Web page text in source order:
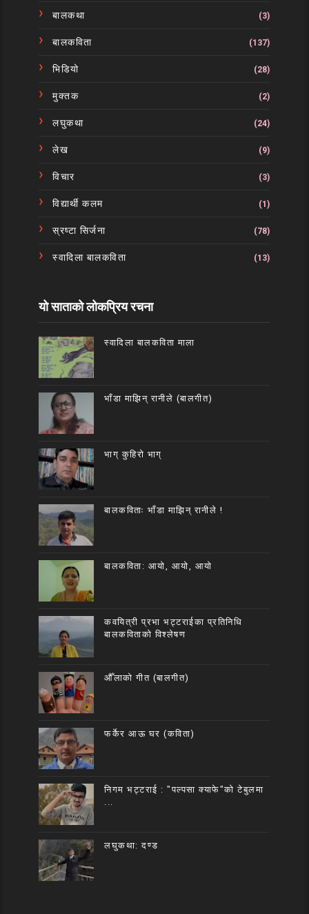
बालकथा (3)
बालकविता (137)
भिडियो (28)
मुक्तक (2)
लघुकथा (24)
लेख (9)
विचार (3)
विद्यार्थी कलम (1)
स्रष्टा सिर्जना (78)
स्वादिला बालकविता (13)
यो साताको लोकप्रिय रचना
स्वादिला बालकविता माला
भाँडा माझिन् रानीले (बालगीत)
भाग् कुहिरो भाग्
बालकविताः भाँडा माझिन् रानीले !
बालकविता: आयो, आयो, आयो
कवयित्री प्रभा भट्टराईका प्रतिनिधि
बालकविताको विश्लेषण
औँलाको गीत (बालगीत)
फर्केर आऊ घर (कविता)
निगम भट्टराई : "पल्पसा क्याफे"को टेबुलमा
लघुकथा: दण्ड